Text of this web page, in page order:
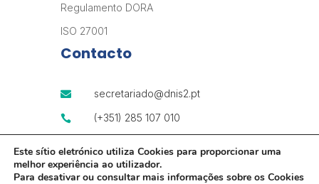
Regulamento DORA
ISO 27001
Contacto
 secretariado@dnis2.pt
 (+351) 285 107 010
Este sítio eletrónico utiliza Cookies para proporcionar uma
melhor experiência ao utilizador.
Para desativar ou consultar mais informações sobre os Cookies